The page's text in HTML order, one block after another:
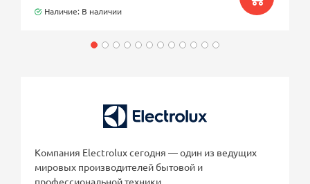
Наличие: В наличии
Компания Electrolux сегодня — один из ведущих
мировых производителей бытовой и
профессиональной техники.